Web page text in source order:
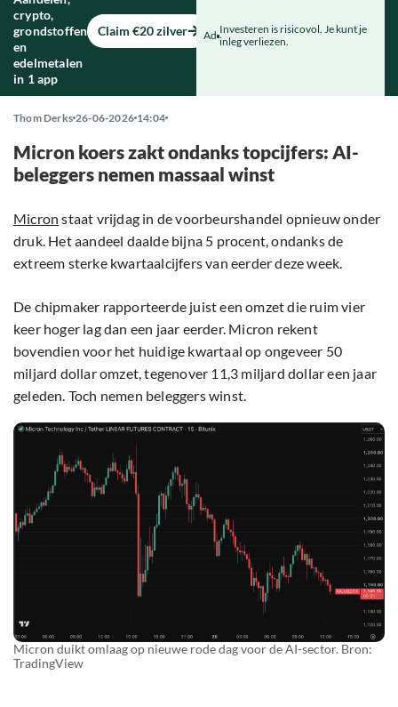
crypto,
grondstoffen
en
edelmetalen
in 1 app
Claim €20 zilver Ad Investeren is risicovol. Je kunt je
inleg verliezen.
Thom Derks 26-06-2026 14:04
Micron koers zakt ondanks topcijfers: AI-
beleggers nemen massaal winst
Micron staat vrijdag in de voorbeurshandel opnieuw onder
druk. Het aandeel daalde bijna 5 procent, ondanks de
extreem sterke kwartaalcijfers van eerder deze week.
De chipmaker rapporteerde juist een omzet die ruim vier
keer hoger lag dan een jaar eerder. Micron rekent
bovendien voor het huidige kwartaal op ongeveer 50
miljard dollar omzet, tegenover 11,3 miljard dollar een jaar
geleden. Toch nemen beleggers winst.
Micron duikt omlaag op nieuwe rode dag voor de AI-sector. Bron:
TradingView